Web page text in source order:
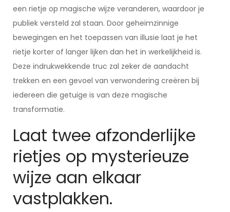
een rietje op magische wijze veranderen, waardoor je
publiek versteld zal staan. Door geheimzinnige
bewegingen en het toepassen van illusie laat je het
rietje korter of langer lijken dan het in werkelijkheid is.
Deze indrukwekkende truc zal zeker de aandacht
trekken en een gevoel van verwondering creëren bij
iedereen die getuige is van deze magische
transformatie.
Laat twee afzonderlijke
rietjes op mysterieuze
wijze aan elkaar
vastplakken.